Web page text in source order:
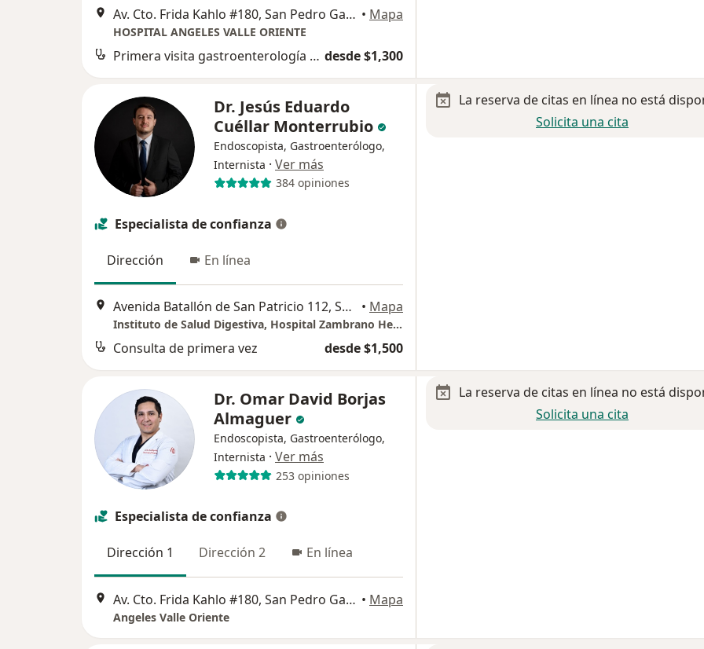
Av. Cto. Frida Kahlo #180, San Pedro Garza Garcia • Mapa
HOSPITAL ANGELES VALLE ORIENTE
Primera visita gastroenterología y endoscopia desde $1,300
Dr. Jesús Eduardo
Cuéllar Monterrubio
Endoscopista, Gastroenterólogo,
Internista · Ver más
384 opiniones
Especialista de confianza
Dirección En línea
Avenida Batallón de San Patricio 112, San Pedro Garza Garcia • Mapa
Instituto de Salud Digestiva, Hospital Zambrano Hellion
Consulta de primera vez desde $1,500
La reserva de citas en línea no está
Solicita una cita
Dr. Omar David Borjas
Almaguer
Endoscopista, Gastroenterólogo,
Internista · Ver más
253 opiniones
Especialista de confianza
Dirección 1 Dirección 2 En línea
Av. Cto. Frida Kahlo #180, San Pedro Garza Garcia • Mapa
Angeles Valle Oriente
La reserva de citas en línea no está
Solicita una cita